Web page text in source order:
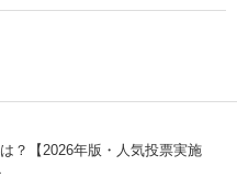
？【2026年版・人気投票実施